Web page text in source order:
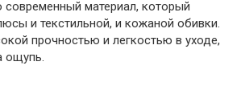
материал, который
и текстильной, и кожаной обивки.
прочностью и легкостью в уходе,
ощупь.